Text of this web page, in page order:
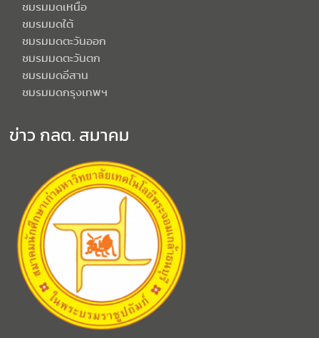
ชมรมมดเหนือ
ชมรมมดใต้
ชมรมมดตะวันออก
ชมรมมดตะวันตก
ชมรมมดอีสาน
ชมรมมดกรุงเทพฯ
ข่าว กลต. สมาคม